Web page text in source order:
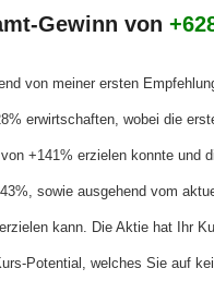
Gewinn von
von meiner ersten
erwirtschaften, wobei die
+141% erzielen konnte und
sowie ausgehend vom
kann. Die Aktie hat Ihr
Potential, welches Sie auf